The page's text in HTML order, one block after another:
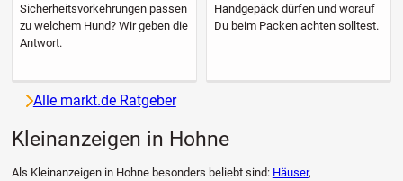
Sicherheitsvorkehrungen passen
zu welchem Hund? Wir geben die
Antwort.
Handgepäck dürfen und worauf
Du beim Packen achten solltest.
Alle markt.de Ratgeber
Kleinanzeigen in Hohne
Als Kleinanzeigen in Hohne besonders beliebt sind: Häuser,